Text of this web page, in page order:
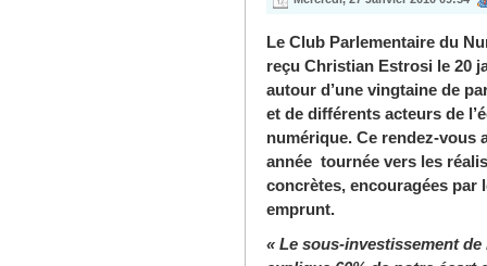
Le Club Parlementaire du
reçu Christian Estrosi le 20
autour d’une vingtaine de
et de différents acteurs de
numérique. Ce rendez-vous
année tournée vers les
concrètes, encouragées par
emprunt.
« Le sous-investissement